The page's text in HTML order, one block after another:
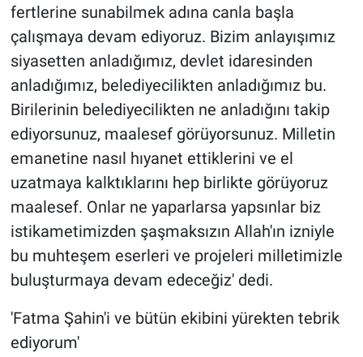
fertlerine sunabilmek adına canla başla
çalışmaya devam ediyoruz. Bizim anlayışımız
siyasetten anladığımız, devlet idaresinden
anladığımız, belediyecilikten anladığımız bu.
Birilerinin belediyecilikten ne anladığını takip
ediyorsunuz, maalesef görüyorsunuz. Milletin
emanetine nasıl hıyanet ettiklerini ve el
uzatmaya kalktıklarını hep birlikte görüyoruz
maalesef. Onlar ne yaparlarsa yapsınlar biz
istikametimizden şaşmaksızın Allah'ın izniyle
bu muhteşem eserleri ve projeleri milletimizle
buluşturmaya devam edeceğiz' dedi.
'Fatma Şahin'i ve bütün ekibini yürekten tebrik
ediyorum'